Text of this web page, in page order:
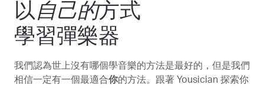
以 自己的方式
學習彈樂器
我們認為世上沒有哪個學音樂的方法是最好的，但是我們
相信一定有一個最適合你的方法。跟著 Yousician 探索你